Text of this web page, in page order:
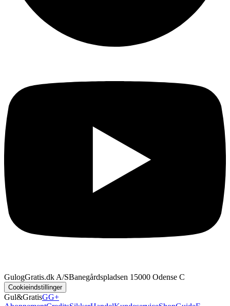
GulogGratis.dk A/SBanegårdspladsen 1 5000 Odense C
Cookieindstillinger
Gul&GratisGG+